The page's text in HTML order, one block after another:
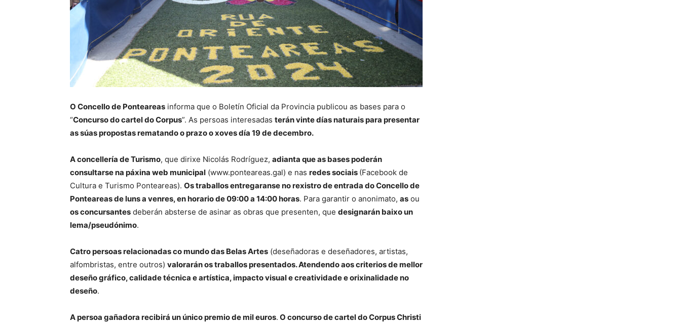
O Concello de Ponteareas informa que o Boletín Oficial da Provincia publicou as bases para o
“Concurso do cartel do Corpus”. As persoas interesadas terán vinte días naturais para presentar
as súas propostas rematando o prazo o xoves día 19 de decembro.
A concellería de Turismo, que dirixe Nicolás Rodríguez, adianta que as bases poderán
consultarse na páxina web municipal (www.ponteareas.gal) e nas redes sociais (Facebook de
Cultura e Turismo Ponteareas). Os traballos entregaranse no rexistro de entrada do Concello de
Ponteareas de luns a venres, en horario de 09:00 a 14:00 horas. Para garantir o anonimato, as ou
os concursantes deberán absterse de asinar as obras que presenten, que designarán baixo un
lema/pseudónimo.
Catro persoas relacionadas co mundo das Belas Artes (deseñadoras e deseñadores, artistas,
alfombristas, entre outros) valorarán os traballos presentados. Atendendo aos criterios de mellor
deseño gráfico, calidade técnica e artística, impacto visual e creatividade e orixinalidade no
deseño.
A persoa gañadora recibirá un único premio de mil euros. O concurso de cartel do Corpus Christi